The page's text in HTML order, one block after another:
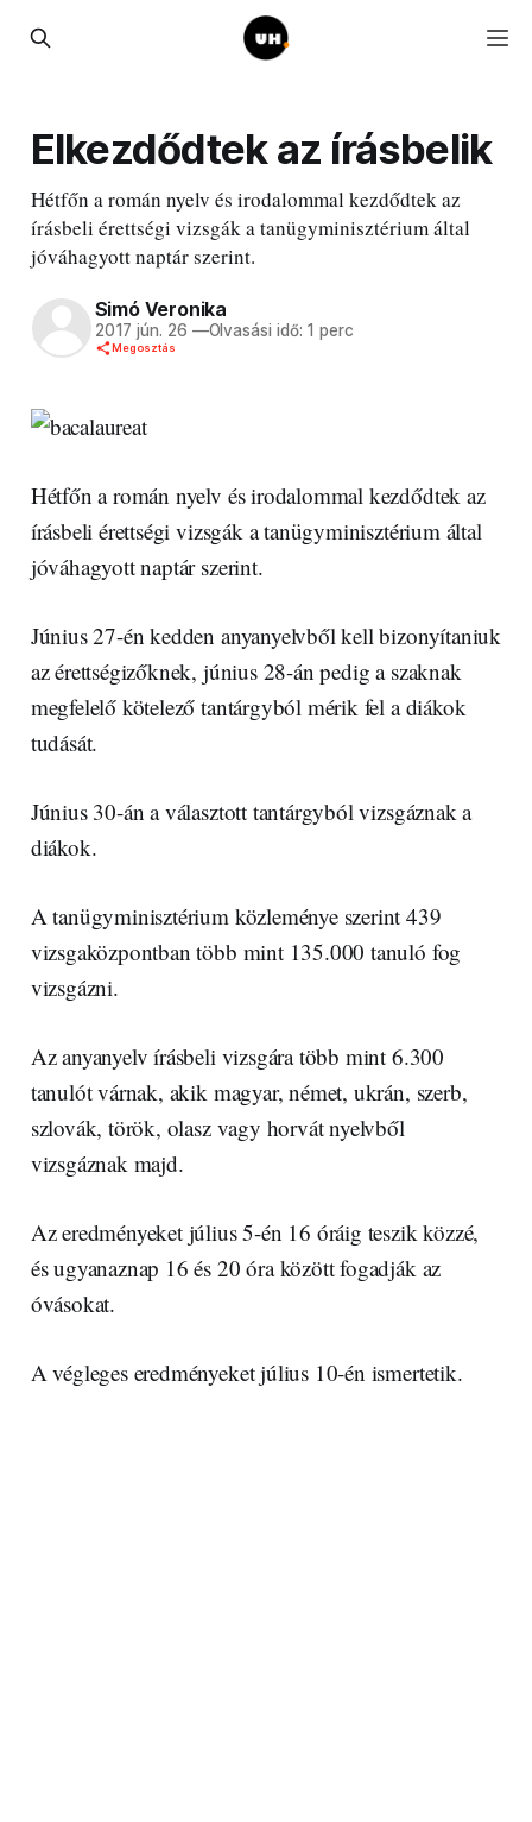
Elkezdődtek az írásbelik
Hétfőn a román nyelv és irodalommal kezdődtek az
írásbeli érettségi vizsgák a tanügyminisztérium által
jóváhagyott naptár szerint.
Simó Veronika
2017 jún. 26 —Olvasási idő: 1 perc
Megosztás
Hétfőn a román nyelv és irodalommal kezdődtek az
írásbeli érettségi vizsgák a tanügyminisztérium által
jóváhagyott naptár szerint.
Június 27-én kedden anyanyelvből kell bizonyítaniuk
az érettségizőknek, június 28-án pedig a szaknak
megfelelő kötelező tantárgyból mérik fel a diákok
tudását.
Június 30-án a választott tantárgyból vizsgáznak a
diákok.
A tanügyminisztérium közleménye szerint 439
vizsgaközpontban több mint 135.000 tanuló fog
vizsgázni.
Az anyanyelv írásbeli vizsgára több mint 6.300
tanulót várnak, akik magyar, német, ukrán, szerb,
szlovák, török, olasz vagy horvát nyelvből
vizsgáznak majd.
Az eredményeket július 5-én 16 óráig teszik közzé,
és ugyanaznap 16 és 20 óra között fogadják az
óvásokat.
A végleges eredményeket július 10-én ismertetik.